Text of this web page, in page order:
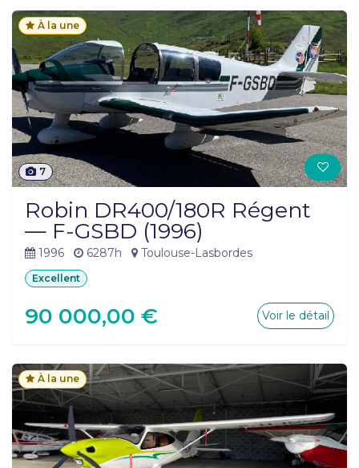
À la une
7
Robin DR400/180R Régent
— F-GSBD (1996)
1996 6287h Toulouse-Lasbordes
Excellent
90 000,00 € Voir le détail
À la une